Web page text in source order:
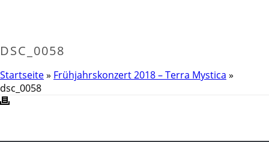
DSC_0058
Startseite» Frühjahrskonzert 2018 – Terra Mystica »
dsc_0058